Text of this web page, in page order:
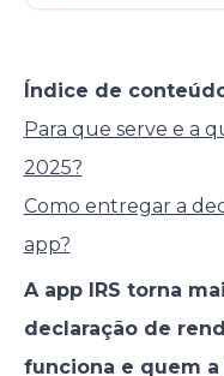
Índice de
Para que serve e a
2025?
Como entregar a
app?
A app IRS torna
declaração de
funciona e quem